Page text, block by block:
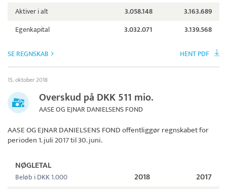
Aktiver i alt
3.058.148
3.163.689
Egenkapital
3.032.071 3.139.568
SE REGNSKAB HENT PDF
15. oktober 2018
Overskud på DKK 511 mio.
AASE OG EJNAR DANIELSENS FOND
AASE OG EJNAR DANIELSENS FONDoffentliggør regnskabet for
perioden 1. juli 2017 til 30. juni.
NØGLETAL
Beløb i DKK 1.000 2018 2017